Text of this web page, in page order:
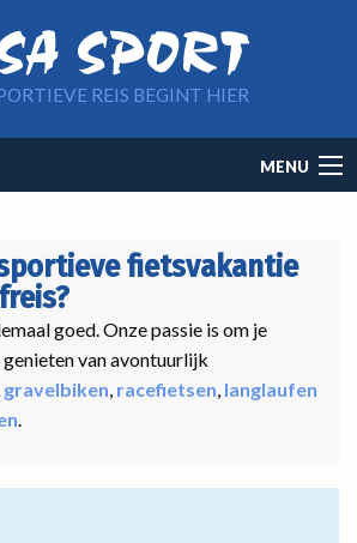
REIS BEGINT HIER
MENU
fietsvakantie
goed. Onze passie is om je
van avontuurlijk
gravelbiken, racefietsen, langlaufen
.